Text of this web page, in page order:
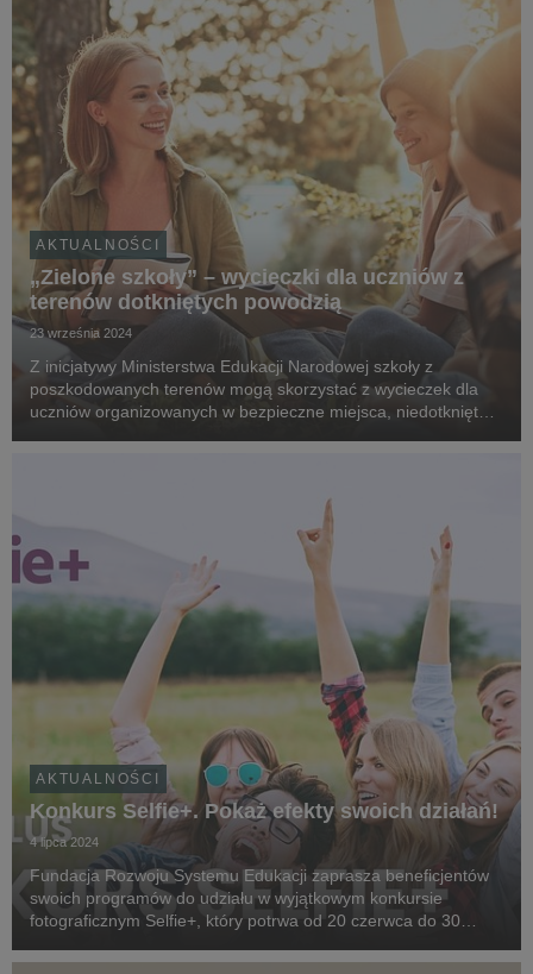
AKTUALNOŚCI
„Zielone szkoły” – wycieczki dla uczniów z
terenów dotkniętych powodzią
23 września 2024
Z inicjatywy Ministerstwa Edukacji Narodowej szkoły z
poszkodowanych terenów mogą skorzystać z wycieczek dla
uczniów organizowanych w bezpieczne miejsca, niedotknięte
AKTUALNOŚCI
Konkurs Selfie+. Pokaż efekty swoich działań!
4 lipca 2024
Fundacja Rozwoju Systemu Edukacji zaprasza beneficjentów
swoich programów do udziału w wyjątkowym konkursie
fotograficznym Selfie+, który potrwa od 20 czerwca do 30
efektami swojej pracy i pokazać, jak wasze pro...